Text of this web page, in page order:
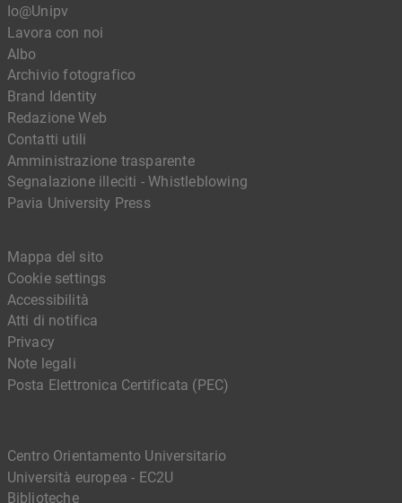
Io@Unipv
Lavora con noi
Albo
Archivio fotografico
Brand Identity
Redazione Web
Contatti utili
Amministrazione trasparente
Segnalazione illeciti - Whistleblowing
Pavia University Press
Centro Orientamento Universitario
Università europea - EC2U
Biblioteche
Mappa del sito
Cookie settings
Accessibilità
Atti di notifica
Privacy
Note legali
Posta Elettronica Certificata (PEC)